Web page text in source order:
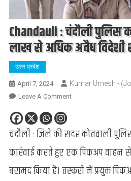
Chandauli : चंदौली पुलिस
लाख से अधिक अवैध विदेशी
उत्तर प्रदेश
April 7, 2024 Kumar Umesh -
Leave A CommentOn
चंदौली
को
मिली
चंदौली : जिले की सदर कोतवाली
कार्रवाई करते हुए एक पिकअप वाहन से
बरामद किया है। तस्करी में प्रयुक्त